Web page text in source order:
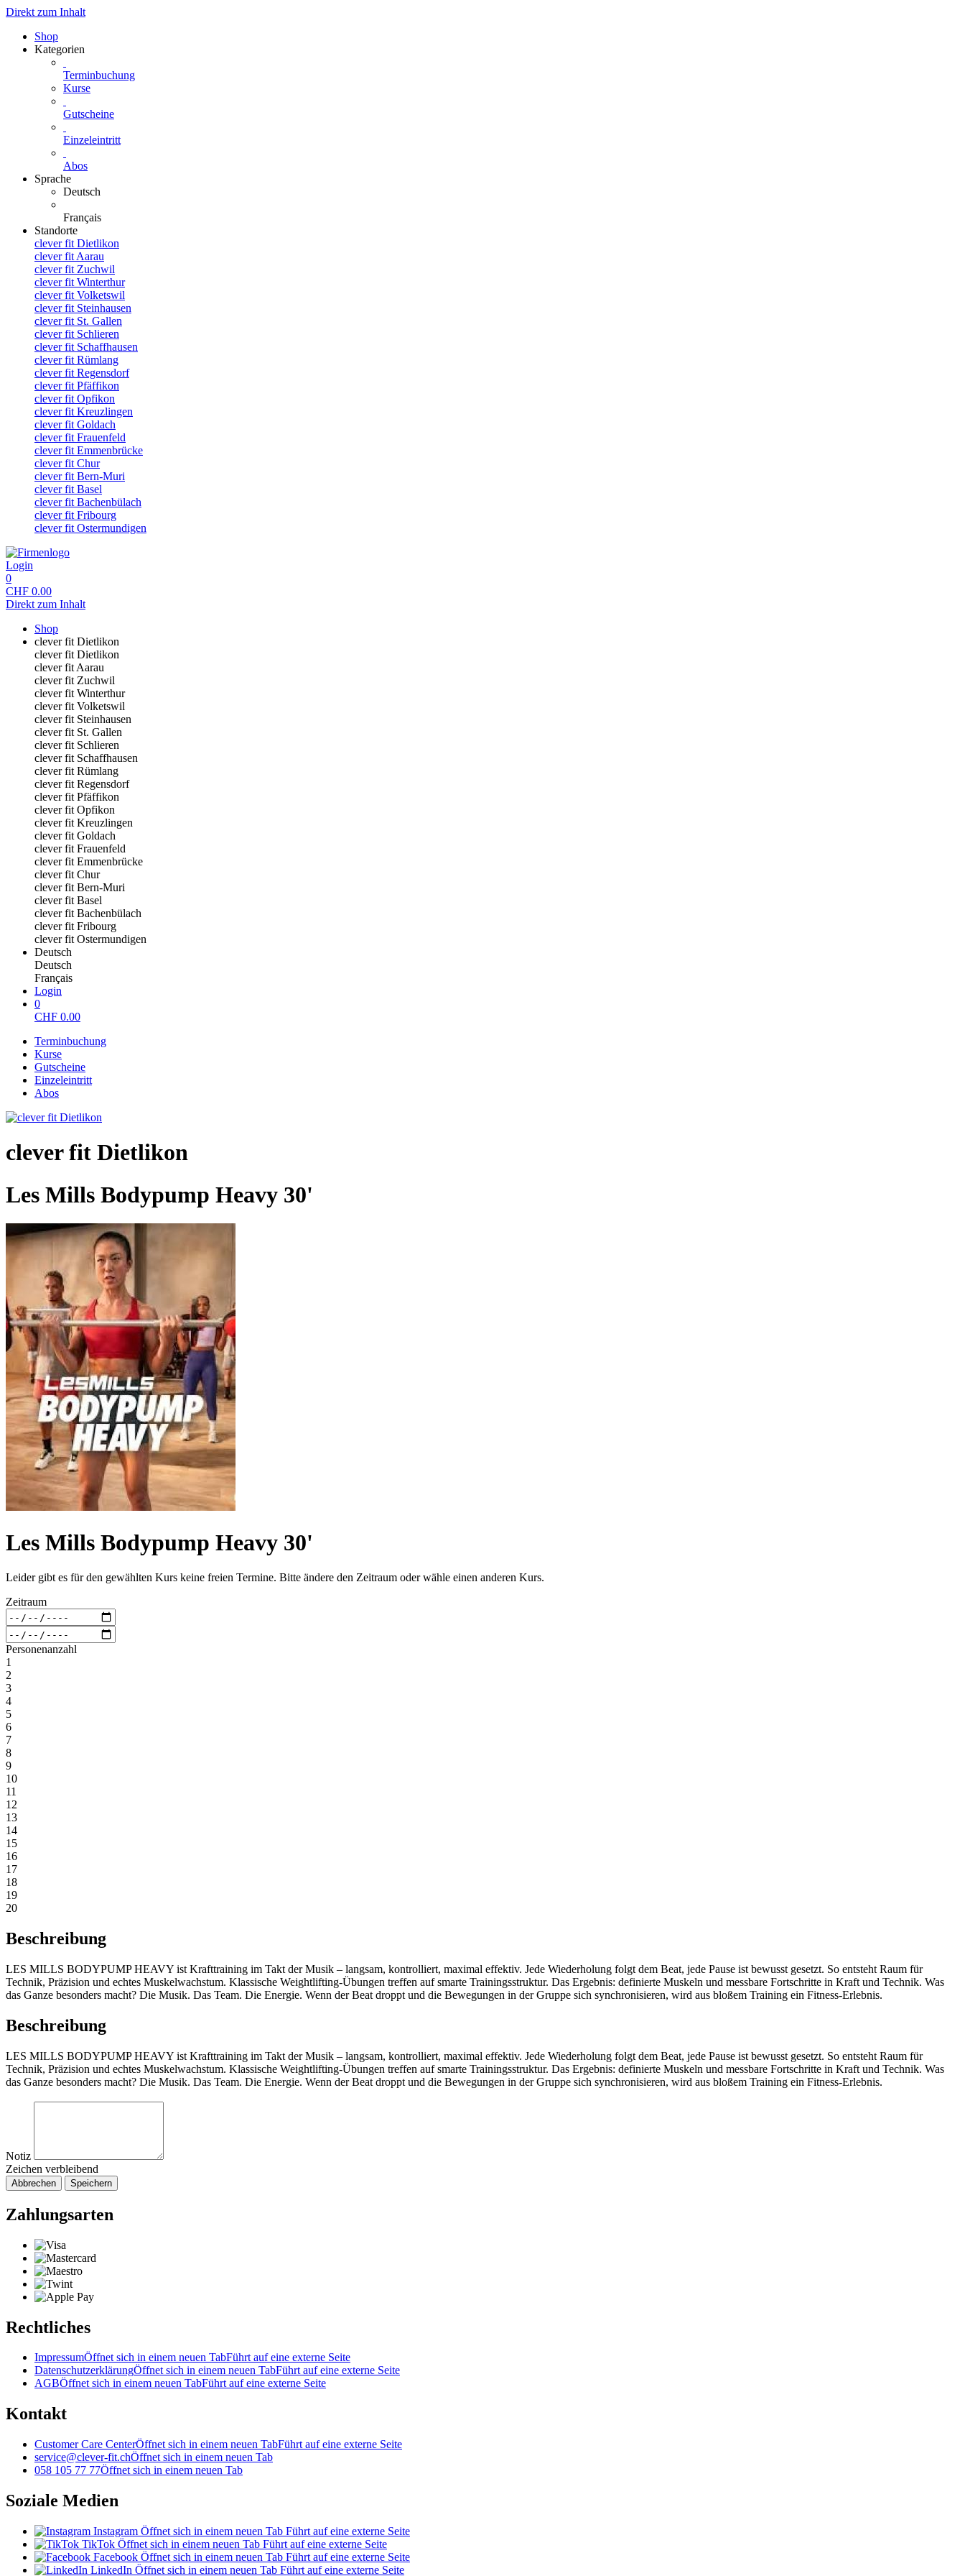
Direkt zum Inhalt
Shop
Kategorien
Terminbuchung
Kurse
Gutscheine
Einzeleintritt
Abos
Sprache
Deutsch
Français
Standorte
clever fit Dietlikon
clever fit Aarau
clever fit Zuchwil
clever fit Winterthur
clever fit Volketswil
clever fit Steinhausen
clever fit St. Gallen
clever fit Schlieren
clever fit Schaffhausen
clever fit Rümlang
clever fit Regensdorf
clever fit Pfäffikon
clever fit Opfikon
clever fit Kreuzlingen
clever fit Goldach
clever fit Frauenfeld
clever fit Emmenbrücke
clever fit Chur
clever fit Bern-Muri
clever fit Basel
clever fit Bachenbülach
clever fit Fribourg
clever fit Ostermundigen
Login
0
CHF 0.00
Direkt zum Inhalt
Shop
clever fit Dietlikon
clever fit Dietlikon
clever fit Aarau
clever fit Zuchwil
clever fit Winterthur
clever fit Volketswil
clever fit Steinhausen
clever fit St. Gallen
clever fit Schlieren
clever fit Schaffhausen
clever fit Rümlang
clever fit Regensdorf
clever fit Pfäffikon
clever fit Opfikon
clever fit Kreuzlingen
clever fit Goldach
clever fit Frauenfeld
clever fit Emmenbrücke
clever fit Chur
clever fit Bern-Muri
clever fit Basel
clever fit Bachenbülach
clever fit Fribourg
clever fit Ostermundigen
Deutsch
Deutsch
Français
Login
0
CHF 0.00
Terminbuchung
Kurse
Gutscheine
Einzeleintritt
Abos
clever fit Dietlikon
Les Mills Bodypump Heavy 30'
Les Mills Bodypump Heavy 30'
Leider gibt es für den gewählten Kurs keine freien Termine. Bitte ändere den Zeitraum oder wähle einen anderen Kurs.
Zeitraum
Personenanzahl
1
2
3
4
5
6
7
8
9
10
11
12
13
14
15
16
17
18
19
20
Beschreibung
LES MILLS BODYPUMP HEAVY ist Krafttraining im Takt der Musik – langsam, kontrolliert, maximal effektiv. Jede Wiederholung folgt dem Beat, jede Pause ist bewusst gesetzt. So entsteht Raum für
Technik, Präzision und echtes Muskelwachstum. Klassische Weightlifting-Übungen treffen auf smarte Trainingsstruktur. Das Ergebnis: definierte Muskeln und messbare Fortschritte in Kraft und Technik. Was
das Ganze besonders macht? Die Musik. Das Team. Die Energie. Wenn der Beat droppt und die Bewegungen in der Gruppe sich synchronisieren, wird aus bloßem Training ein Fitness-Erlebnis.
Beschreibung
LES MILLS BODYPUMP HEAVY ist Krafttraining im Takt der Musik – langsam, kontrolliert, maximal effektiv. Jede Wiederholung folgt dem Beat, jede Pause ist bewusst gesetzt. So entsteht Raum für
Technik, Präzision und echtes Muskelwachstum. Klassische Weightlifting-Übungen treffen auf smarte Trainingsstruktur. Das Ergebnis: definierte Muskeln und messbare Fortschritte in Kraft und Technik. Was
das Ganze besonders macht? Die Musik. Das Team. Die Energie. Wenn der Beat droppt und die Bewegungen in der Gruppe sich synchronisieren, wird aus bloßem Training ein Fitness-Erlebnis.
Notiz
Zeichen verbleibend
Abbrechen Speichern
Zahlungsarten
Rechtliches
ImpressumÖffnet sich in einem neuen TabFührt auf eine externe Seite
DatenschutzerklärungÖffnet sich in einem neuen TabFührt auf eine externe Seite
AGBÖffnet sich in einem neuen TabFührt auf eine externe Seite
Kontakt
Customer Care CenterÖffnet sich in einem neuen TabFührt auf eine externe Seite
service@clever-fit.chÖffnet sich in einem neuen Tab
058 105 77 77Öffnet sich in einem neuen Tab
Soziale Medien
Instagram Öffnet sich in einem neuen Tab Führt auf eine externe Seite
TikTok Öffnet sich in einem neuen Tab Führt auf eine externe Seite
Facebook Öffnet sich in einem neuen Tab Führt auf eine externe Seite
LinkedIn Öffnet sich in einem neuen Tab Führt auf eine externe Seite